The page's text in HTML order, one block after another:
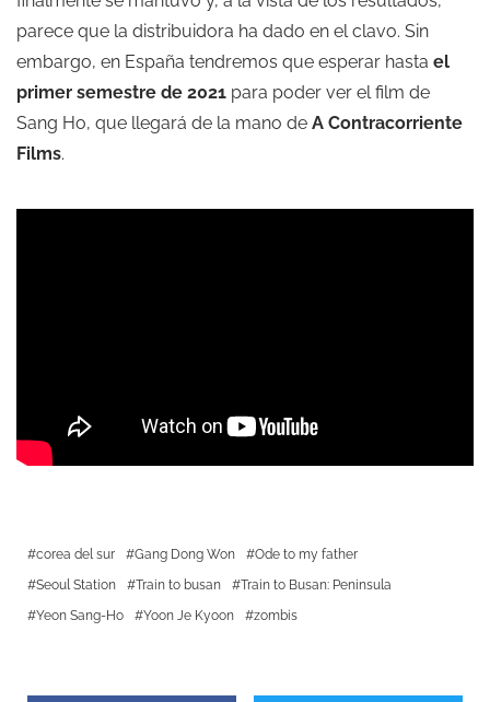
parece que la distribuidora ha dado en el clavo. Sin
embargo, en España tendremos que esperar hasta el
primer semestre de 2021 para poder ver el film de
Sang Ho, que llegará de la mano de A Contracorriente
Films.
corea del sur Gang Dong Won
Ode to my father
Seoul Station
Train to busan
Train to Busan: Peninsula
Yeon Sang-Ho
Yoon Je Kyoon zombis